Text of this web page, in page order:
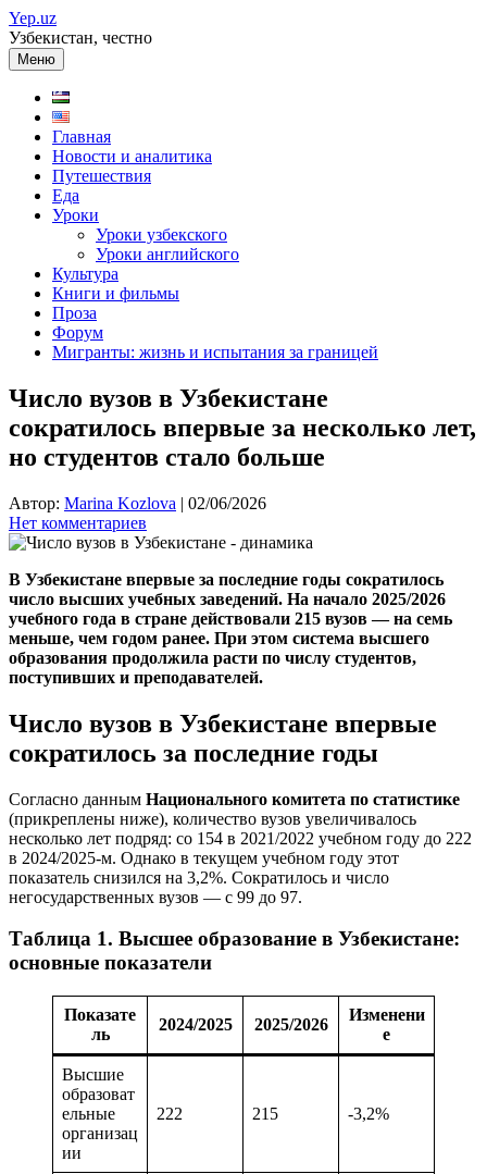
Перейти
к
содержимому
Yep.uz
Узбекистан, честно
Меню
Главная
Новости и аналитика
Путешествия
Еда
Уроки
Уроки узбекского
Уроки английского
Культура
Книги и фильмы
Проза
Форум
Мигранты: жизнь и испытания за границей
Число вузов в Узбекистане
сократилось впервые за несколько лет,
но студентов стало больше
Автор: Marina Kozlova | 02/06/2026
Нет комментариев
В Узбекистане впервые за последние годы сократилось
число высших учебных заведений. На начало 2025/2026
учебного года в стране действовали 215 вузов — на семь
меньше, чем годом ранее. При этом система высшего
образования продолжила расти по числу студентов,
поступивших и преподавателей.
Число вузов в Узбекистане впервые
сократилось за последние годы
Согласно данным Национального комитета по статистике
(прикреплены ниже), количество вузов увеличивалось
несколько лет подряд: со 154 в 2021/2022 учебном году до 222
в 2024/2025-м. Однако в текущем учебном году этот
показатель снизился на 3,2%. Сократилось и число
негосударственных вузов — с 99 до 97.
Таблица 1. Высшее образование в Узбекистане:
основные показатели
Показате
ль
2024/2025 2025/2026
Изменени
е
Высшие
образоват
ельные
организац
ии
222 215 -3,2%